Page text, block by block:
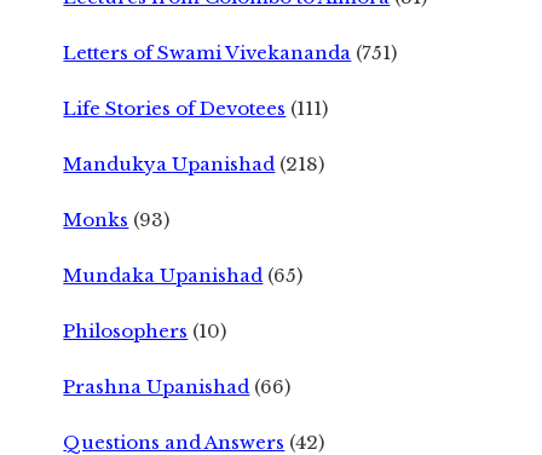
Letters of Swami Vivekananda (751)
Life Stories of Devotees (111)
Mandukya Upanishad (218)
Monks (93)
Mundaka Upanishad (65)
Philosophers (10)
Prashna Upanishad (66)
Questions and Answers (42)